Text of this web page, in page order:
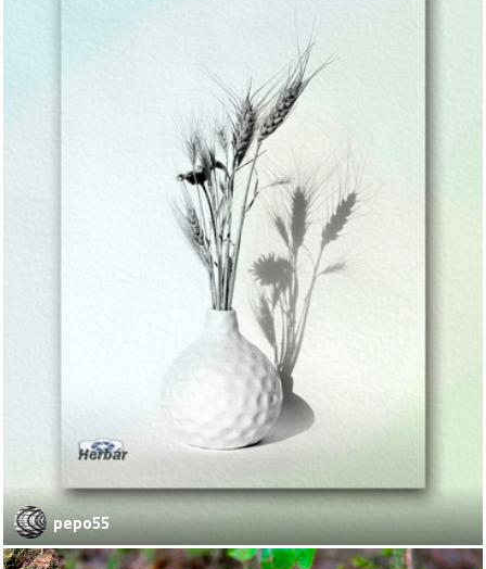
pepo55